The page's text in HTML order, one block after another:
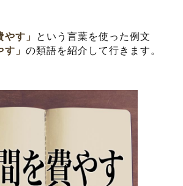
やす」
という言葉を使った例文
す」 の類語を紹介して行きます。